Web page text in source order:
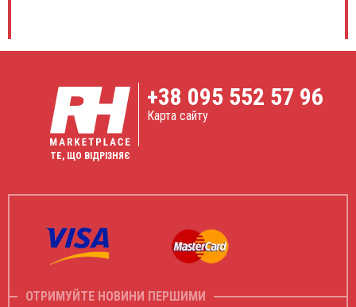
ТЕ, ЩО ВІДРІЗНЯЄ
+38 095 552 57 96
Карта сайту
ОТРИМУЙТЕ НОВИНИ ПЕРШИМИ